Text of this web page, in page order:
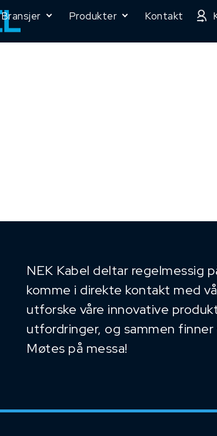
Bransjer Produkter Kontakt
NEK Kabel deltar regelmessig
komme i direkte kontakt med
utforske våre innovative
utfordringer, og sammen
Møtes på messa!